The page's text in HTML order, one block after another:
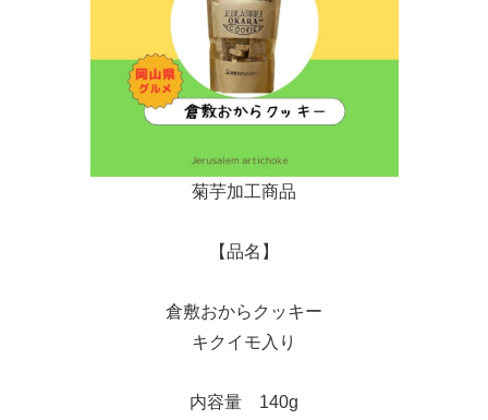
菊芋加工商品
【品名】
倉敷おからクッキー
キクイモ入り
内容量 140g